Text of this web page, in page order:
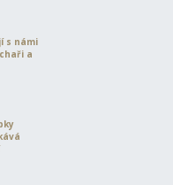
s námi
a